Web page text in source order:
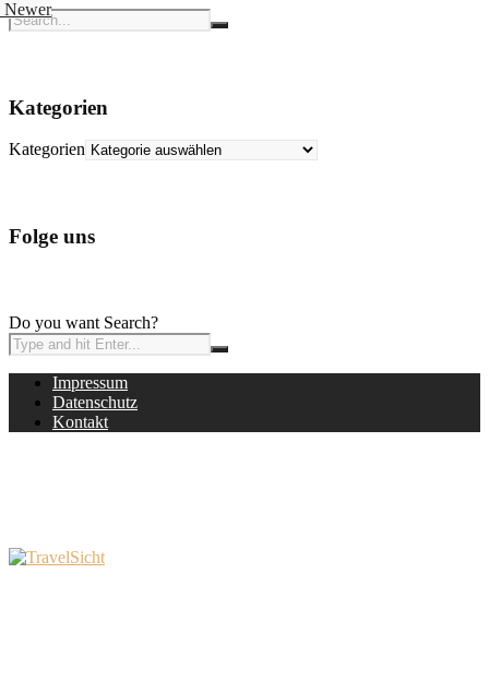
Kategorien
Kategorien
Folge uns
Do you want Search?
Impressum
Datenschutz
Kontakt
Newer